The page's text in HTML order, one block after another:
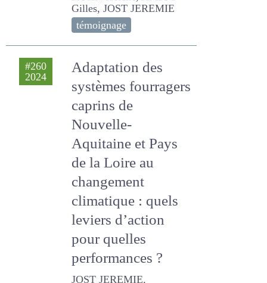
KUHN Hélène, AMIOT
Gilles, JOST JEREMIE
#260
Adaptation des
systèmes
fourragers caprins
de Nouvelle-
Aquitaine et Pays
de la Loire au
changement
climatique : quels
leviers d’action
pour quelles
performances ?